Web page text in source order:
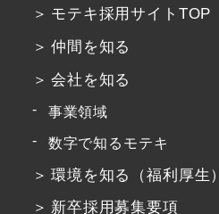
モテキ採用サイトTOP
仲間を知る
会社を知る
事業領域
数字で知るモテキ
環境を知る（福利厚生）
新卒採用募集要項